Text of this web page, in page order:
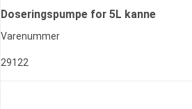
Doseringspumpe for 5L kanne
Varenummer
29122